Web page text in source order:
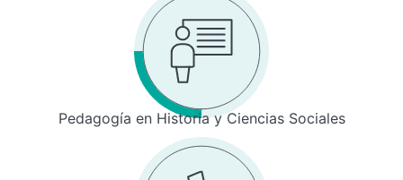
Pedagogía en Historia y Ciencias Sociales